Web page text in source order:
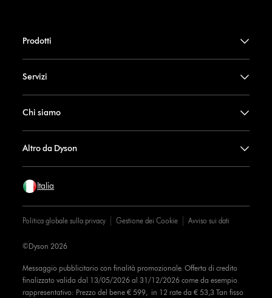
Prodotti
Servizi
Chi siamo
Altro da Dyson
Italia
Politica globale sulla privacy Gestione dei Cookie Avviso sui dati
Messaggio pubblicitario con finalità promozionale. Offerta di credito
finalizzato valida dal 13/05/2026 al 31/12/2026 come da esempio
rappresentativo: Prezzo del bene € 599, in 12 rate da € 53,3 Tan fisso
©Dyson 2026